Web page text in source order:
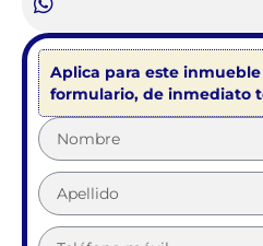
Aplica para este
formulario, de inmediato